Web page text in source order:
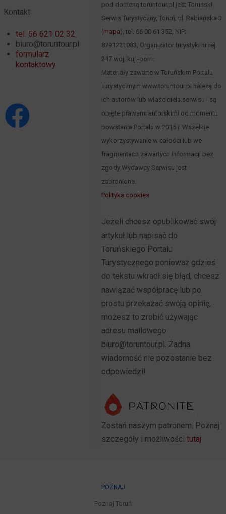
Kontakt
tel. 56 621 02 32
biuro@toruntour.pl
formularz
kontaktowy
pod domeną toruntour.pl jest Toruński
Serwis Turystyczny, Toruń, ul. Rabiańska 3
(mapa), tel. 66 00 61 352, NIP:
8791221083, Organizator turystyki nr rej.
247 woj. kuj.-pom.
Materiały zawarte w Toruńskim Portalu
Turystycznym www.toruntour.pl należą do
ich autorów lub właściciela serwisu i są
objęte prawami autorskimi od momentu
powstania Portalu w 2015 r. Wszelkie
wykorzystywanie w całości lub we
fragmentach zawartych informacji bez
zgody Wydawcy Serwisu jest
zabronione.
Polityka cookies
Jeżeli chcesz opublikować swój
artykuł lub napisać do
Toruńskiego Portalu
Turystycznego ponieważ gdzieś
do tekstu wkradł się błąd, chcesz
nawiązać współpracę lub po
prostu przekazać swoją opinię,
możesz to zrobić używając
adresu mailowego
biuro@toruntour.pl. Żadna
wiadomość nie pozostanie bez
odpowiedzi!
Zostań naszym patronem. Poznaj
szczegóły i możliwości tutaj
POZNAJ
Poznaj Toruń